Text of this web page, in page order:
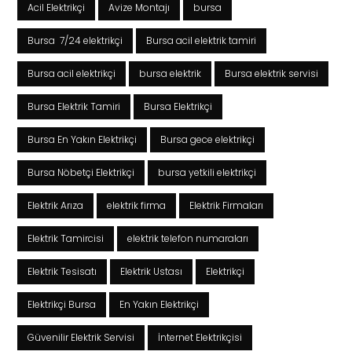
Acil Elektrikçi Avize Montajı bursa
Bursa 7/24 elektrikçi Bursa acil elektrik tamiri
Bursa acil elektrikçi bursa elektrik Bursa elektrik servisi
Bursa Elektrik Tamiri Bursa Elektrikçi
Bursa En Yakın Elektrikçi Bursa gece elektrikçi
Bursa Nöbetçi Elektrikçi bursa yetkili elektrikçi
Elektrik Arıza elektrik firma Elektrik Firmaları
Elektrik Tamircisi elektrik telefon numaraları
Elektrik Tesisatı Elektrik Ustası Elektrikçi
Elektrikçi Bursa En Yakın Elektrikçi
Güvenilir Elektrik Servisi İnternet Elektrikçisi